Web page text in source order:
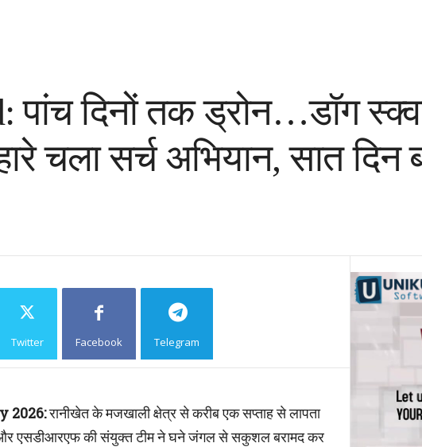
पांच दिनों तक ड्रोन…डॉग
चला सर्च अभियान, सात दिन
Twitter Facebook Telegram
2026:रानीखेत के मजखाली क्षेत्र से करीब एक सप्ताह से लापता
और एसडीआरएफ की संयुक्त टीम ने घने जंगल से सकुशल बरामद कर